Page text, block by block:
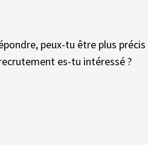
peux-tu être plus précis
es-tu intéressé ?